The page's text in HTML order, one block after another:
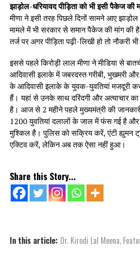
झाड़ोल-धरियावद पीड़िता को भी इसी पैकेज की
मीणा ने इसी तरह पिछले दिनों सामने आए
मामले में भी सरकार से समान पैकेज की मांग की
तर्ज पर अगर पीड़िता पढ़ी-लिखी हो तो नौकरी भी
इससे पहले किरोड़ी लाल मीणा ने मीडिया से
आदिवासी इलाके में जबरदस्त गरीबी, भुखमरी और
के आदिवासी इलाके के युवक-युवतियां मजदूरी
हैं। यहां से उनके साथ दरिंदगी और अत्याचार
है। आज से 2 महीने पहले मुख्यमंत्री की
1200 युवतियां दलालों के जाल में फंस गई है और
मुश्किल है। पुलिस को सक्रिय करें, एंटी ह्युमन
एक्टिव करें, लेकिन अब तक ऐसा नहीं हुआ।
Share this Story...
In this article: Dr. Kirodi Lal Meena,